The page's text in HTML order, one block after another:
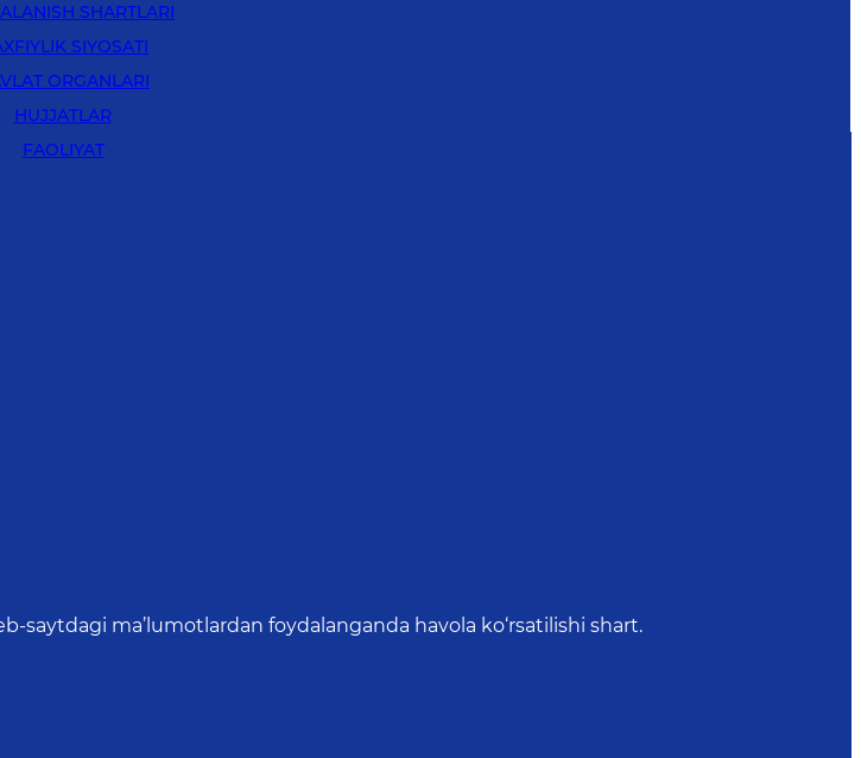
SHARTLARI
SIYOSATI
ORGANLARI
HUJJATLAR
FAOLIYAT
saytdagi ma’lumotlardan foydalanganda havola ko‘rsatilishi shart.